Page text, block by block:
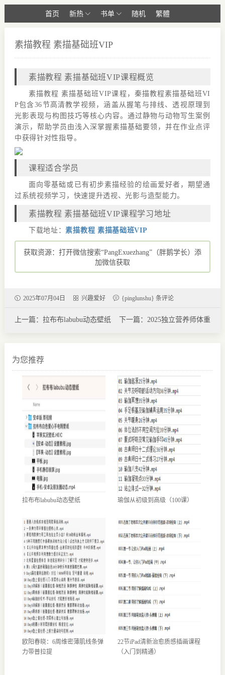
首页 新热 书单 随机 繁體
素描教程 素描基础班VIP
素描教程 素描基础班VIP课程概览
素描教程 素描基础班VIP课程，秦描教程素描基础班VI
P包含36节高清教学视频，涵盖从握笔与排线、透视原理到
光影表现与构图技巧等核心内容。通过静物与动物写生案例
演示，帮助学员由浅入深掌握素描基础要领，并在作业点评
中获得针对性指导。
课程适合学员
面向零基础或已有初步素描经验的绘画爱好者，期望通
过系统视频学习，快速提升透视、光影与造型能力。
素描教程 素描基础班VIP课程学习地址
下载地址：素描教程 素描基础班VIP
获取资源：打开微信搜索“PangExuezhang”（胖鹅学长）添
加微信获取
2025年07月04日 兴趣爱好 {pinglunshu} 条评论
上一篇：拉布布labubu动态壁纸
下一篇：2025独立营养师体重
为您推荐
拉布布labubu动态壁纸 瑜伽从初级到高级（100课）
欧阳春晓：6周维密薄肌线条弹
力带普拉提
22节iPad清新治愈质感插画课程
（入门到精通）